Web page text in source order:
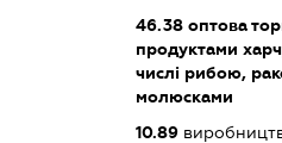
46.38 оптова
продуктами
числі рибою,
молюсками
10.89